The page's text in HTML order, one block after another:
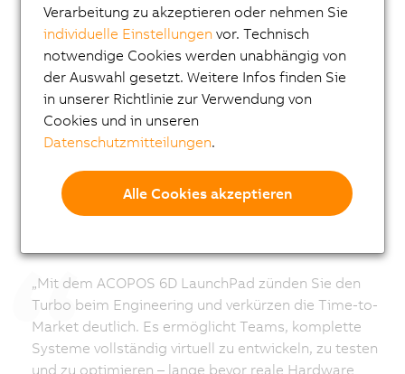
„Mit dem ACOPOS 6D LaunchPad zünden Sie den
Turbo beim Engineering und verkürzen die Time-to-
Market deutlich. Es ermöglicht Teams, komplette
Systeme vollständig virtuell zu entwickeln, zu testen
und zu optimieren – lange bevor reale Hardware
Verarbeitung zu akzeptieren oder nehmen Sie
individuelle Einstellungen vor. Technisch
notwendige Cookies werden unabhängig von
der Auswahl gesetzt. Weitere Infos finden Sie
in unserer Richtlinie zur Verwendung von
Cookies und in unseren
Datenschutzmitteilungen.
Alle Cookies akzeptieren